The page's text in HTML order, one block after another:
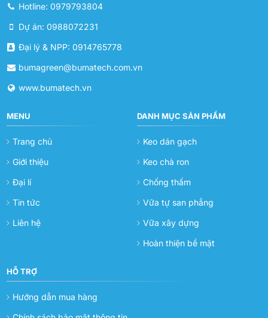
Hotline: 0979793804
Dự án: 0988072231
Đại lý & NPP: 0914765778
bumagreen@bumatech.com.vn
www.bumatech.vn
MENU
Trang chủ
Giới thiệu
Đại lí
Tin tức
Liên hệ
DANH MỤC SẢN PHẨM
Keo dán gạch
Keo chà ron
Chống thấm
Vữa tự san phẳng
Vữa xây dựng
Hoàn thiện bề mặt
HỖ TRỢ
Hướng dẫn mua hàng